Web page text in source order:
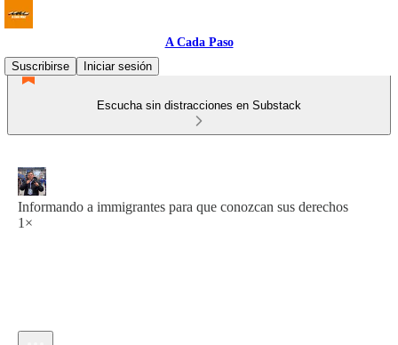
A Cada Paso
Suscribirse
Iniciar sesión
Escucha sin distracciones en Substack
Informando a immigrantes para que conozcan sus derechos
1×